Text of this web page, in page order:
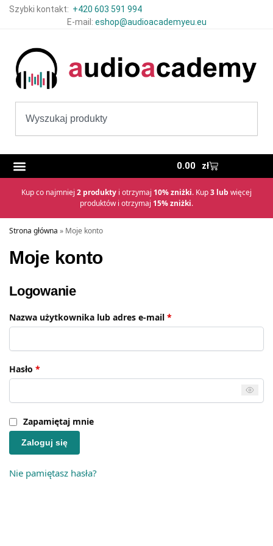
Szybki kontakt: +420 603 591 994
E-mail: eshop@audioacademyeu.eu
0.00 zł
Kup co najmniej 2 produkty i otrzymaj 10% zniżki. Kup3 lub więcej
produktów i otrzymaj 15% zniżki.
Strona główna » Moje konto
Moje konto
Logowanie
Nazwa użytkownika lub adres e-mail *
Hasło *
Zapamiętaj mnie
Zaloguj się
Nie pamiętasz hasła?